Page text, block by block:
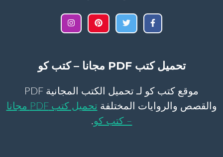
تحميل كتب PDF مجانا – كتب كو
موقع كتب كو لـ تحميل الكتب المجانية PDF
والقصص والروايات المختلفة
تحميل كتب PDF مجانا
– كتب كو.